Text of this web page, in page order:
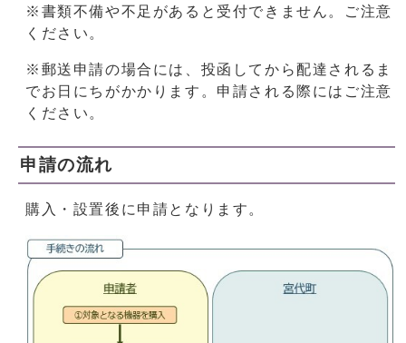
※書類不備や不足があると受付できません。ご注意
ください。
※郵送申請の場合には、投函してから配達されるま
でお日にちがかかります。申請される際にはご注意
ください。
申請の流れ
購入・設置後に申請となります。